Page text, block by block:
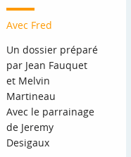
Avec Fred
Un dossier préparé
par Jean Fauquet
et Melvin
Martineau
Avec le parrainage
de Jeremy
Desigaux